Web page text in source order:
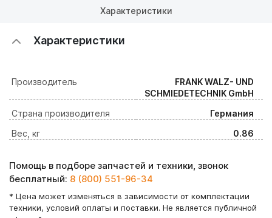
Характеристики
Характеристики
Производитель
FRANK WALZ- UND
SCHMIEDETECHNIK GmbH
Страна производителя
Германия
Вес, кг
0.86
Помощь в подборе запчастей и техники, звонок
бесплатный: 8 (800) 551-96-34
* Цена может изменяться в зависимости от комплектации
техники, условий оплаты и поставки. Не является публичной